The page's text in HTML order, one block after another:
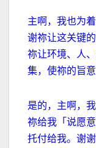
主啊，我也为
谢祢让这关键
祢让环境、人
集，使祢的旨意
是的，主啊，
祢给我「说愿
托付给我。谢